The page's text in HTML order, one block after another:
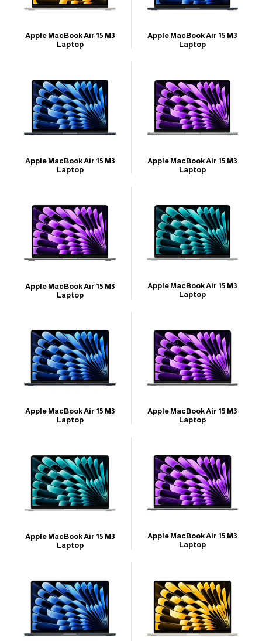
Apple MacBook Air 15 M3
Laptop
Apple MacBook Air 15 M3
Laptop
Apple MacBook Air 15 M3
Laptop
Apple MacBook Air 15 M3
Laptop
Apple MacBook Air 15 M3
Laptop
Apple MacBook Air 15 M3
Laptop
Apple MacBook Air 15 M3
Laptop
Apple MacBook Air 15 M3
Laptop
Apple MacBook Air 15 M3
Laptop
Apple MacBook Air 15 M3
Laptop